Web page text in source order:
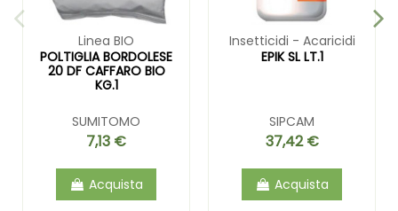
Linea BIO
POLTIGLIA BORDOLESE
20 DF CAFFARO BIO
KG.1
SUMITOMO
7,13 €
Acquista
Insetticidi - Acaricidi
EPIK SL LT.1
SIPCAM
37,42 €
Acquista